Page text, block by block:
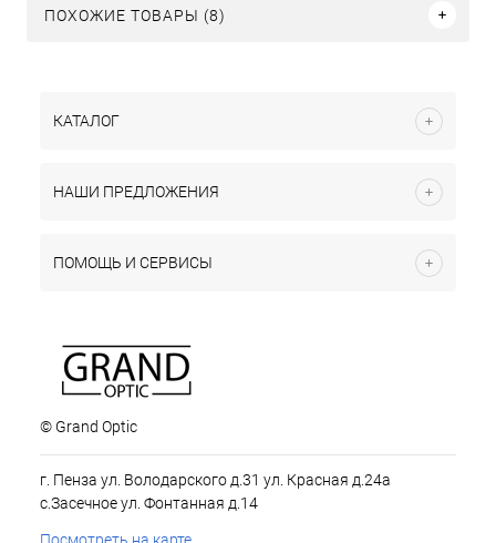
ПОХОЖИЕ ТОВАРЫ (8)
КАТАЛОГ
НАШИ ПРЕДЛОЖЕНИЯ
ПОМОЩЬ И СЕРВИСЫ
© Grand Optic
г. Пенза ул. Володарского д.31 ул. Красная д.24а
с.Засечное ул. Фонтанная д.14